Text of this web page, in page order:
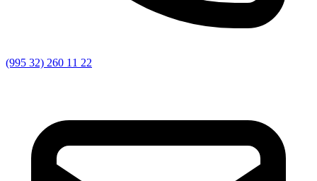
(995 32) 260 11 22